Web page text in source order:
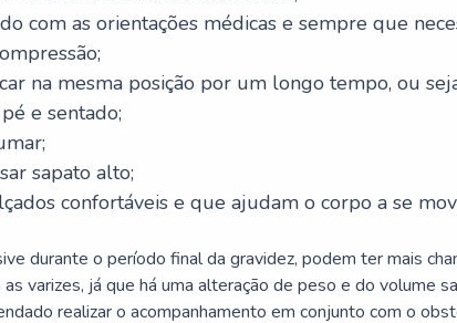
com as orientações médicas e sempre que
na mesma posição por um longo tempo, ou
e sentado;
sapato alto;
confortáveis e que ajudam o corpo a se
durante o período final da gravidez, podem ter mais
varizes, já que há uma alteração de peso e do volume
realizar o acompanhamento em conjunto com o